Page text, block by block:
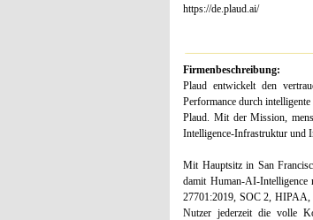
https://de.plaud.ai/
Firmenbeschreibung:
Plaud entwickelt den
Performance durch
Plaud. Mit der Mission,
Intelligence-Infrastruktur und
Mit Hauptsitz in San
damit Human-AI-Intelligence
27701:2019, SOC 2, HIPAA,
Nutzer jederzeit die volle